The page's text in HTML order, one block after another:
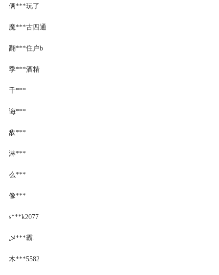
俩***玩了
魔***古四通
翻***住户b
季***酒精
千***
诲***
敌***
淋***
么***
像***
s***k2077
乄***霸.
木***5582